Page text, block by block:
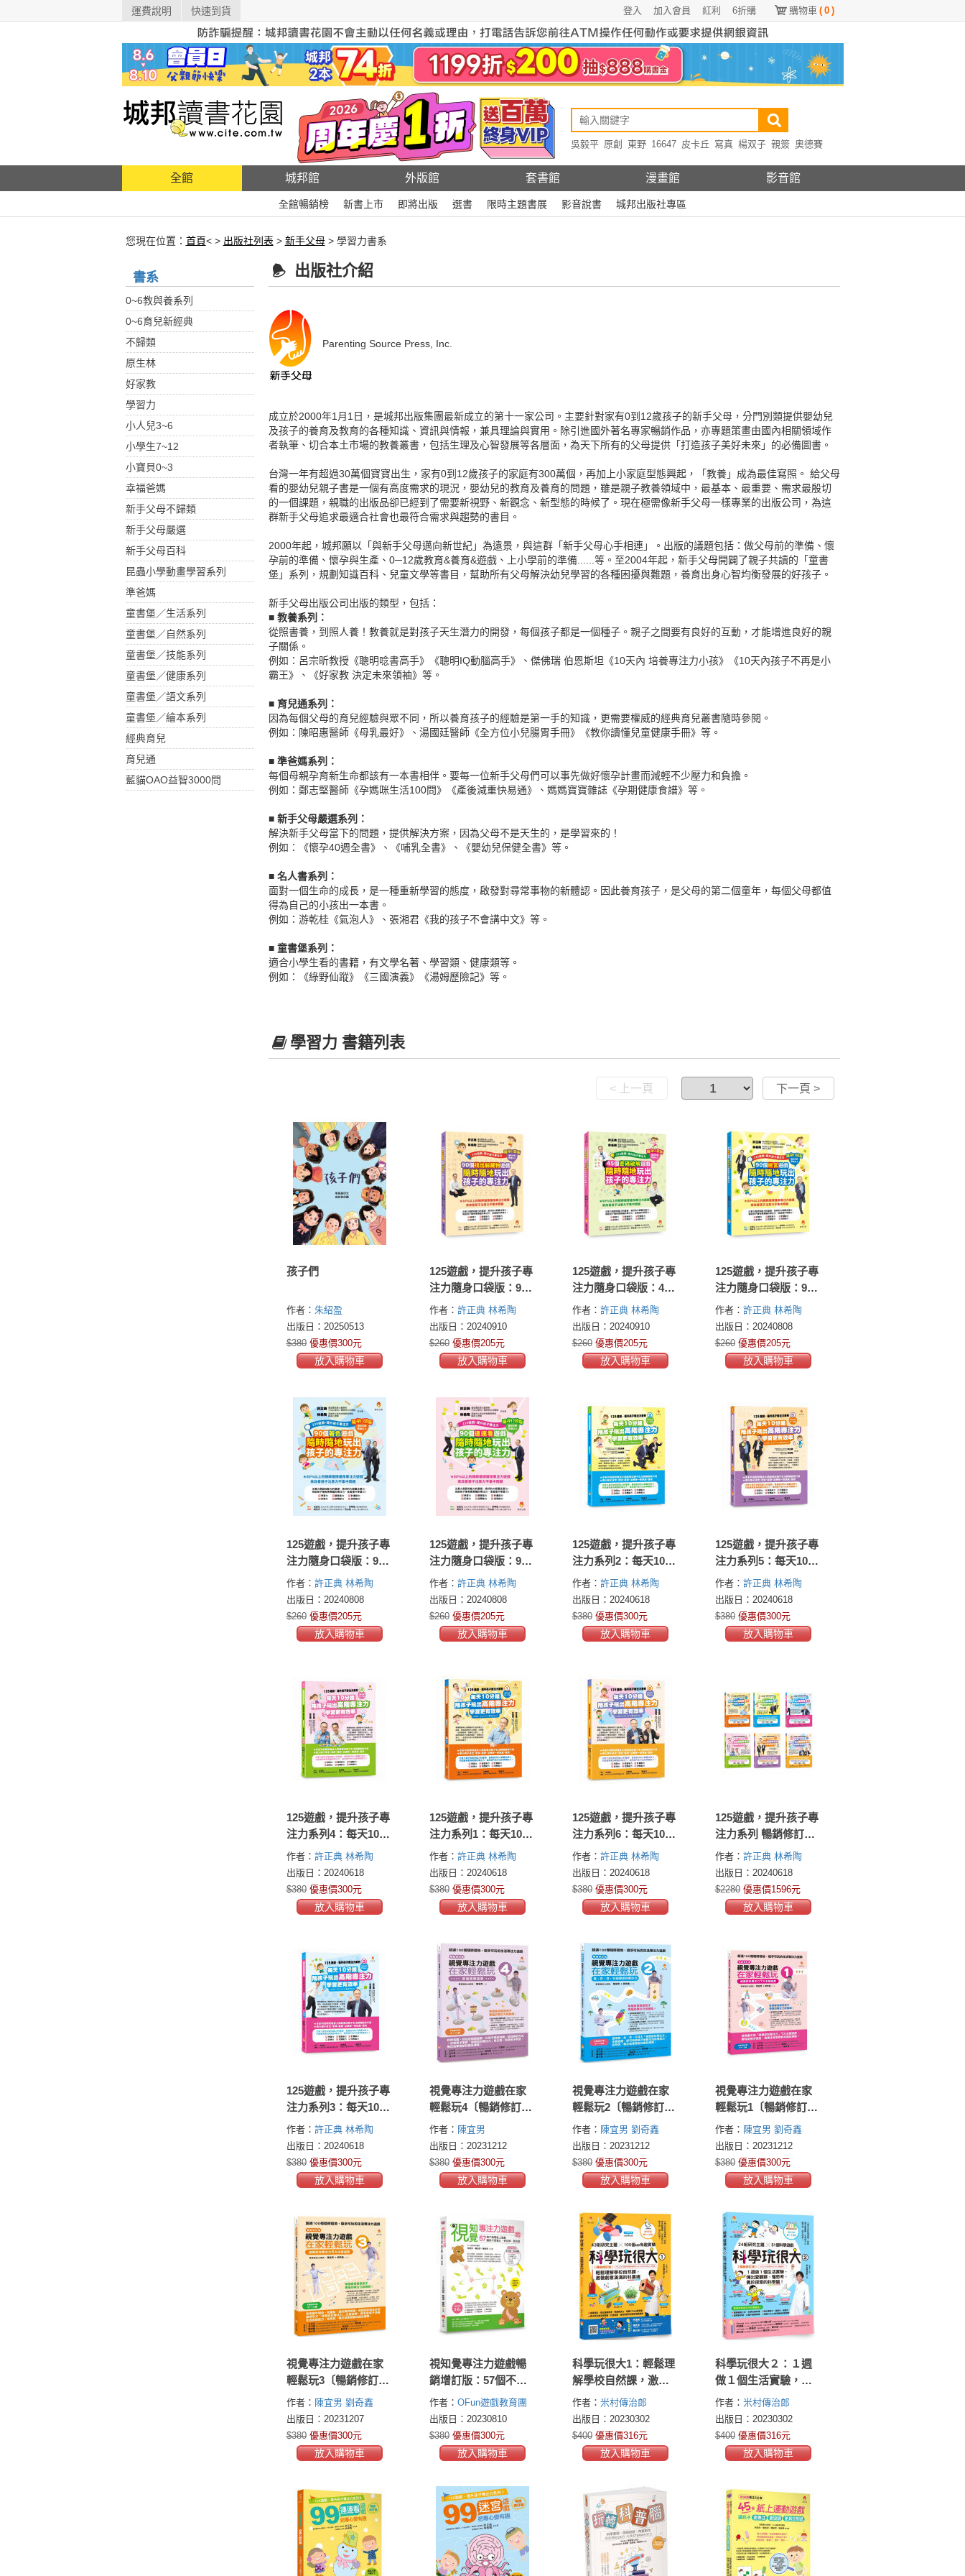
運費說明 快速到貨 購物車 ( 0 )
6折購
紅利
加入會員
登入
吳毅平 原創 東野 16647 皮卡丘 寫真 楊双子 親簽 奧德賽
全館 城邦館 外版館 套書館 漫畫館 影音館
全館暢銷榜 新書上市 即將出版 選書 限時主題書展 影音說書 城邦出版社專區
您現在位置： 首頁< > 出版社列表 > 新手父母> 學習力書系
書系
0~6教與養系列
0~6育兒新經典
不歸類
原生林
好家教
學習力
小人兒3~6
小學生7~12
小寶貝0~3
幸福爸媽
新手父母不歸類
新手父母嚴選
新手父母百科
昆蟲小學動畫學習系列
準爸媽
童書堡／生活系列
童書堡／自然系列
童書堡／技能系列
童書堡／健康系列
童書堡／語文系列
童書堡／繪本系列
經典育兒
育兒通
藍貓OAO益智3000問
出版社介紹
Parenting Source Press, Inc.
成立於2000年1月1日，是城邦出版集團最新成立的第十一家公司。主要針對家有0到12歲孩子的新手父母，分門別類提供嬰幼兒
及孩子的養育及教育的各種知識、資訊與情報，兼具理論與實用。除引進國外著名專家暢銷作品，亦專題策畫由國內相關領域作
者執筆、切合本土市場的教養叢書，包括生理及心智發展等各層面，為天下所有的父母提供「打造孩子美好未來」的必備圖書。
台灣一年有超過30萬個寶寶出生，家有0到12歲孩子的家庭有300萬個，再加上小家庭型態興起，「教養」成為最佳寫照。 給父母
看的嬰幼兒親子書是一個有高度需求的現況，嬰幼兒的教育及養育的問題，雖是親子教養領域中，最基本、最重要、需求最殷切
的一個課題，親職的出版品卻已經到了需要新視野、新觀念、新型態的時候了。現在極需像新手父母一樣專業的出版公司，為這
群新手父母追求最適合社會也最符合需求與趨勢的書目。
2000年起，城邦願以「與新手父母邁向新世紀」為遠景，與這群「新手父母心手相連」。出版的議題包括：做父母前的準備、懷
孕前的準備、懷孕與生產、0─12歲教育&養育&遊戲、上小學前的準備......等。至2004年起，新手父母開闢了親子共讀的「童書
堡」系列，規劃知識百科、兒童文學等書目，幫助所有父母解決幼兒學習的各種困擾與難題，養育出身心智均衡發展的好孩子。
新手父母出版公司出版的類型，包括：
■ 教養系列：
從照書養，到照人養！教養就是對孩子天生潛力的開發，每個孩子都是一個種子。親子之間要有良好的互動，才能增進良好的親
子關係。
例如：呂宗昕教授《聰明唸書高手》《聰明IQ動腦高手》、傑佛瑞 伯恩斯坦《10天內 培養專注力小孩》《10天內孩子不再是小
霸王》、《好家教 決定未來領袖》等。
■ 育兒通系列：
因為每個父母的育兒經驗與眾不同，所以養育孩子的經驗是第一手的知識，更需要權威的經典育兒叢書隨時參閱。
例如：陳昭惠醫師《母乳最好》、湯國廷醫師《全方位小兒腸胃手冊》《教你讀懂兒童健康手冊》等。
■ 準爸媽系列：
每個母親孕育新生命都該有一本書相伴。要每一位新手父母們可以事先做好懷孕計畫而減輕不少壓力和負擔。
例如：鄭志堅醫師《孕媽咪生活100問》《產後減重快易通》、媽媽寶寶雜誌《孕期健康食譜》等。
■ 新手父母嚴選系列：
解決新手父母當下的問題，提供解決方案，因為父母不是天生的，是學習來的！
例如：《懷孕40週全書》、《哺乳全書》、《嬰幼兒保健全書》等。
■ 名人書系列：
面對一個生命的成長，是一種重新學習的態度，啟發對尋常事物的新體認。因此養育孩子，是父母的第二個童年，每個父母都值
得為自己的小孩出一本書。
例如：游乾桂《氣泡人》、張湘君《我的孩子不會講中文》等。
■ 童書堡系列：
適合小學生看的書籍，有文學名著、學習類、健康類等。
例如：《綠野仙蹤》《三國演義》《湯姆歷險記》等。
學習力 書籍列表
< 上一頁 下一頁 >
孩子們
作者： 朱紹盈
出版日：20250513
$380 優惠價300元
放入購物車
125遊戲，提升孩子專
注力隨身口袋版：90
個找出躲藏物遊戲，
隨時隨地玩出孩子的
專注力
作者： 許正典 林希陶
出版日：20240910
$260 優惠價205元
放入購物車
125遊戲，提升孩子專
注力隨身口袋版：45
個密碼破解遊戲，隨
時隨地玩出孩子的專
注力
作者： 許正典 林希陶
出版日：20240910
$260 優惠價205元
放入購物車
125遊戲，提升孩子專
注力隨身口袋版：90
個迷宮遊戲，隨時隨
地玩出孩子的專注力
作者： 許正典 林希陶
出版日：20240808
$260 優惠價205元
放入購物車
125遊戲，提升孩子專
注力隨身口袋版：90
個著色遊戲，隨時隨
地玩出孩子的專注力
作者： 許正典 林希陶
出版日：20240808
$260 優惠價205元
放入購物車
125遊戲，提升孩子專
注力隨身口袋版：90
個連連看遊戲，隨時
隨地玩出孩子的專注
力
作者： 許正典 林希陶
出版日：20240808
$260 優惠價205元
放入購物車
125遊戲，提升孩子專
注力系列2：每天10分
鐘，陪孩子玩出高階
專注力，學習更有效
率（125遊戲，提升孩
子專注力2暢銷修訂
版）
作者： 許正典 林希陶
出版日：20240618
$380 優惠價300元
放入購物車
125遊戲，提升孩子專
注力系列5：每天10分
鐘，陪孩子玩出高階
專注力，學習更有效
率（125遊戲，提升孩
子專注力5暢銷修訂
版）
作者： 許正典 林希陶
出版日：20240618
$380 優惠價300元
放入購物車
125遊戲，提升孩子專
注力系列4：每天10分
鐘，陪孩子玩出高階
專注力，學習更有效
率（125遊戲，提升孩
子專注力4暢銷修訂
版）
作者： 許正典 林希陶
出版日：20240618
$380 優惠價300元
放入購物車
125遊戲，提升孩子專
注力系列1：每天10分
鐘，陪孩子玩出高階
專注力，學習更有效
率（125遊戲，提升孩
子專注力1暢銷修訂
版）
作者： 許正典 林希陶
出版日：20240618
$380 優惠價300元
放入購物車
125遊戲，提升孩子專
注力系列6：每天10分
鐘，陪孩子玩出高階
專注力，學習更有效
率（125遊戲，提升孩
子專注力6暢銷修訂
版）
作者： 許正典 林希陶
出版日：20240618
$380 優惠價300元
放入購物車
125遊戲，提升孩子專
注力系列 暢銷修訂版
(6冊)
作者： 許正典 林希陶
出版日：20240618
$2280 優惠價1596元
放入購物車
125遊戲，提升孩子專
注力系列3：每天10分
鐘，陪孩子玩出高階
專注力，學習更有效
率（125遊戲，提升孩
子專注力3暢銷修訂
版）
作者： 許正典 林希陶
出版日：20240618
$380 優惠價300元
放入購物車
視覺專注力遊戲在家
輕鬆玩4〔暢銷修訂
版〕：冒險闖關遊戲
作者： 陳宜男
出版日：20231212
$380 優惠價300元
放入購物車
視覺專注力遊戲在家
輕鬆玩2〔暢銷修訂
版〕：食、衣、住、
行視覺認知專注力
作者： 陳宜男 劉奇鑫
出版日：20231212
$380 優惠價300元
放入購物車
視覺專注力遊戲在家
輕鬆玩1〔暢銷修訂
版〕：視覺認知專注
力7大主題遊戲
作者： 陳宜男 劉奇鑫
出版日：20231212
$380 優惠價300元
放入購物車
視覺專注力遊戲在家
輕鬆玩3〔暢銷修訂
版〕：視覺認知專注
力5大主題遊戲
作者： 陳宜男 劉奇鑫
出版日：20231207
$380 優惠價300元
放入購物車
視知覺專注力遊戲暢
銷增訂版：57個不插
電紙上遊戲，讓孩子
更專心、更自律、更
自信
作者： OFun遊戲教育團
隊柯冠伶陳怡潔陳姿羽
出版日：20230810
$380 優惠價300元
放入購物車
科學玩很大1：輕鬆理
解學校自然課，激發
孩子創意滿滿的科展
魂暢銷修訂版
作者： 米村傳治郎
出版日：20230302
$400 優惠價316元
放入購物車
科學玩很大２：１週
做１個生活實驗，煉
出愛觀察、懂思考、
勇於探索的科學腦！
暢銷修訂版
作者： 米村傳治郎
出版日：20230302
$400 優惠價316元
放入購物車